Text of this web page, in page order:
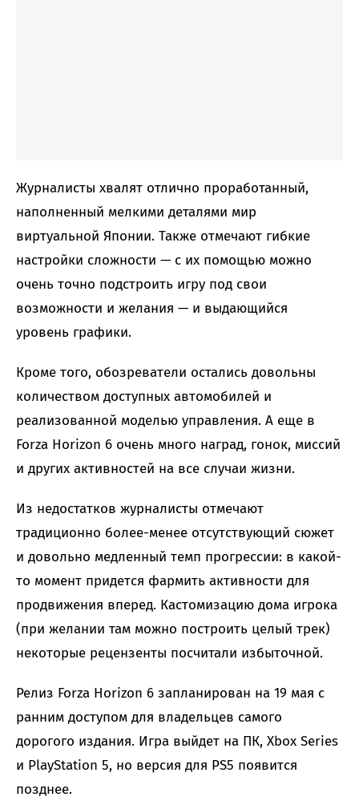
Журналисты хвалят отлично проработанный,
наполненный мелкими деталями мир
виртуальной Японии. Также отмечают гибкие
настройки сложности — с их помощью можно
очень точно подстроить игру под свои
возможности и желания — и выдающийся
уровень графики.
Кроме того, обозреватели остались довольны
количеством доступных автомобилей и
реализованной моделью управления. А еще в
Forza Horizon 6 очень много наград, гонок, миссий
и других активностей на все случаи жизни.
Из недостатков журналисты отмечают
традиционно более-менее отсутствующий сюжет
и довольно медленный темп прогрессии: в какой-
то момент придется фармить активности для
продвижения вперед. Кастомизацию дома игрока
(при желании там можно построить целый трек)
некоторые рецензенты посчитали избыточной.
Релиз Forza Horizon 6 запланирован на 19 мая с
ранним доступом для владельцев самого
дорогого издания. Игра выйдет на ПК, Xbox Series
и PlayStation 5, но версия для PS5 появится
позднее.